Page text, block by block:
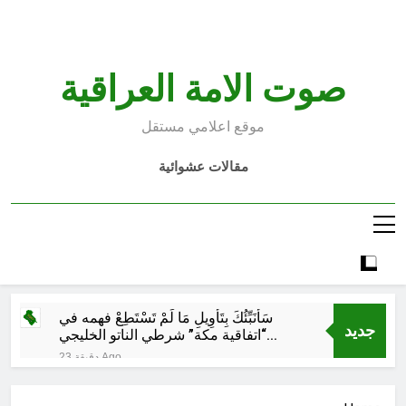
صوت الامة العراقية
موقع اعلامي مستقل
مقالات عشوائية
جديد
سَأُنَبِّئُكَ بِتَأْوِيلِ مَا لَمْ تَسْتَطِعْ فهمه في
“اتفاقية مكة” شرطي الناتو الخليجي
النووي الجديد لتحجيم دور إيران وفصائلها
الولائية وحتى إسرائيل؟
23 دقيقة Ago